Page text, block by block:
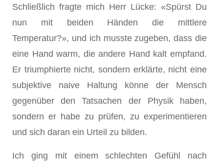
Schließlich fragte mich Herr Lücke: «Spürst Du
nun mit beiden Händen die mittlere
Temperatur?», und ich musste zugeben, dass die
eine Hand warm, die andere Hand kalt empfand.
Er triumphierte nicht, sondern erklärte, nicht eine
subjektive naive Haltung könne der Mensch
gegenüber den Tatsachen der Physik haben,
sondern er habe zu prüfen, zu experimentieren
und sich daran ein Urteil zu bilden.
Ich ging mit einem schlechten Gefühl nach